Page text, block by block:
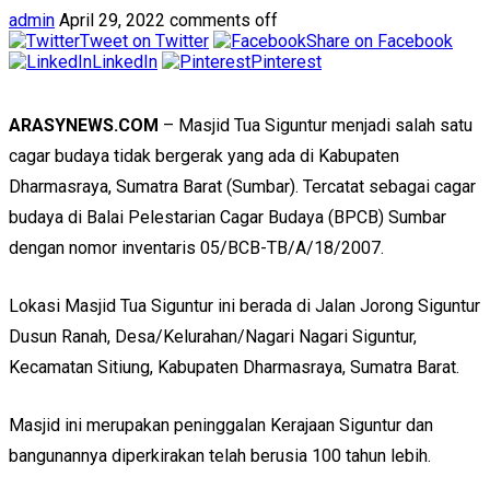
admin April 29, 2022 comments off
Tweet on Twitter
Share on Facebook
LinkedIn
Pinterest
ARASYNEWS.COM – Masjid Tua Siguntur menjadi salah satu
cagar budaya tidak bergerak yang ada di Kabupaten
Dharmasraya, Sumatra Barat (Sumbar). Tercatat sebagai cagar
budaya di Balai Pelestarian Cagar Budaya (BPCB) Sumbar
dengan nomor inventaris 05/BCB-TB/A/18/2007.
Lokasi Masjid Tua Siguntur ini berada di Jalan Jorong Siguntur
Dusun Ranah, Desa/Kelurahan/Nagari Nagari Siguntur,
Kecamatan Sitiung, Kabupaten Dharmasraya, Sumatra Barat.
Masjid ini merupakan peninggalan Kerajaan Siguntur dan
bangunannya diperkirakan telah berusia 100 tahun lebih.